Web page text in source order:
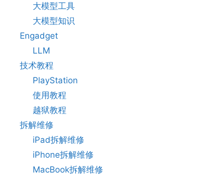
大模型工具
大模型知识
Engadget
LLM
技术教程
PlayStation
使用教程
越狱教程
拆解维修
iPad拆解维修
iPhone拆解维修
MacBook拆解维修